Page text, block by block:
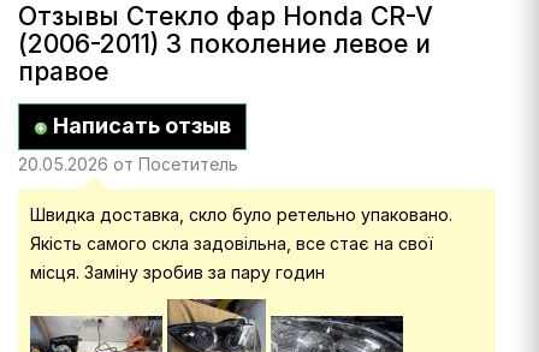
Отзывы Стекло фар Honda CR-V
(2006-2011) 3 поколение левое и
правое
Написать отзыв
20.05.2026 от Посетитель
Швидка доставка, скло було ретельно упаковано.
Якість самого скла задовільна, все стає на свої
місця. Заміну зробив за пару годин